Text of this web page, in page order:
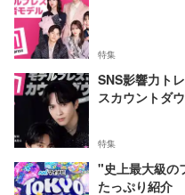
特集
SNS影響力ト
スカウントダウ
特集
"史上最大級の
たっぷり紹介